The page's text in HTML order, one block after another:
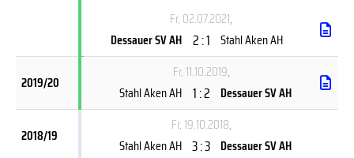
Fr, 02.07.2021,
Dessauer SV AH 2 : 1 Stahl Aken AH
2019/20
Fr, 11.10.2019,
Stahl Aken AH 1 : 2 Dessauer SV AH
2018/19
Fr, 19.10.2018,
Stahl Aken AH 3 : 3 Dessauer SV AH